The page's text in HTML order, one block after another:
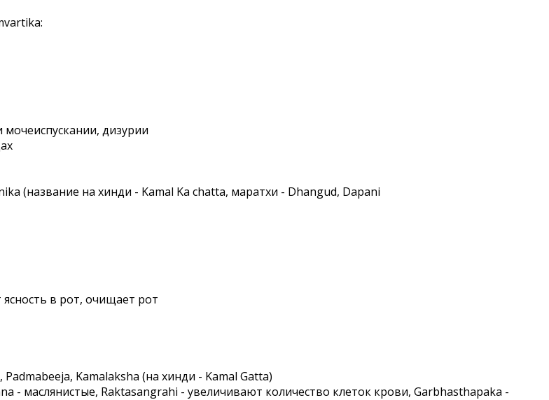
дизурии
(название на хинди - Kamal Ka chatta, маратхи - Dhangud, Dapani
в рот, очищает рот
Padmabeeja, Kamalaksha (на хинди - Kamal Gatta)
- маслянистые, Raktasangrahi - увеличивают количество клеток крови, Garbhasthapaka -